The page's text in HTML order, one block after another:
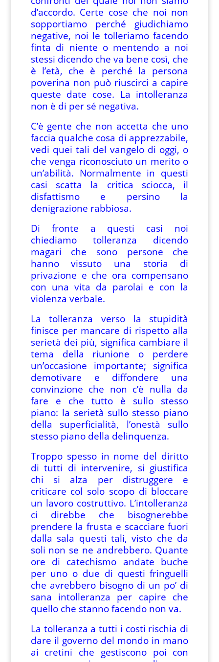
d’accordo. Certe cose che noi non
sopportiamo perché giudichiamo
negative, noi le tolleriamo facendo
finta di niente o mentendo a noi
stessi dicendo che va bene così, che
è l’età, che è perché la persona
poverina non può riuscirci a capire
queste date cose. La intolleranza
non è di per sé negativa.
C’è gente che non accetta che uno
faccia qualche cosa di apprezzabile,
vedi quei tali del vangelo di oggi, o
che venga riconosciuto un merito o
un’abilità. Normalmente in questi
casi scatta la critica sciocca, il
disfattismo e persino la
denigrazione rabbiosa.
Di fronte a questi casi noi
chiediamo tolleranza dicendo
magari che sono persone che
hanno vissuto una storia di
privazione e che ora compensano
con una vita da parolai e con la
violenza verbale.
La tolleranza verso la stupidità
finisce per mancare di rispetto alla
serietà dei più, significa cambiare il
tema della riunione o perdere
un’occasione importante; significa
demotivare e diffondere una
convinzione che non c’è nulla da
fare e che tutto è sullo stesso
piano: la serietà sullo stesso piano
della superficialità, l’onestà sullo
stesso piano della delinquenza.
Troppo spesso in nome del diritto
di tutti di intervenire, si giustifica
chi si alza per distruggere e
criticare col solo scopo di bloccare
un lavoro costruttivo. L’intolleranza
ci direbbe che bisognerebbe
prendere la frusta e scacciare fuori
dalla sala questi tali, visto che da
soli non se ne andrebbero. Quante
ore di catechismo andate buche
per uno o due di questi fringuelli
che avrebbero bisogno di un po’ di
sana intolleranza per capire che
quello che stanno facendo non va.
La tolleranza a tutti i costi rischia di
dare il governo del mondo in mano
ai cretini che gestiscono poi con